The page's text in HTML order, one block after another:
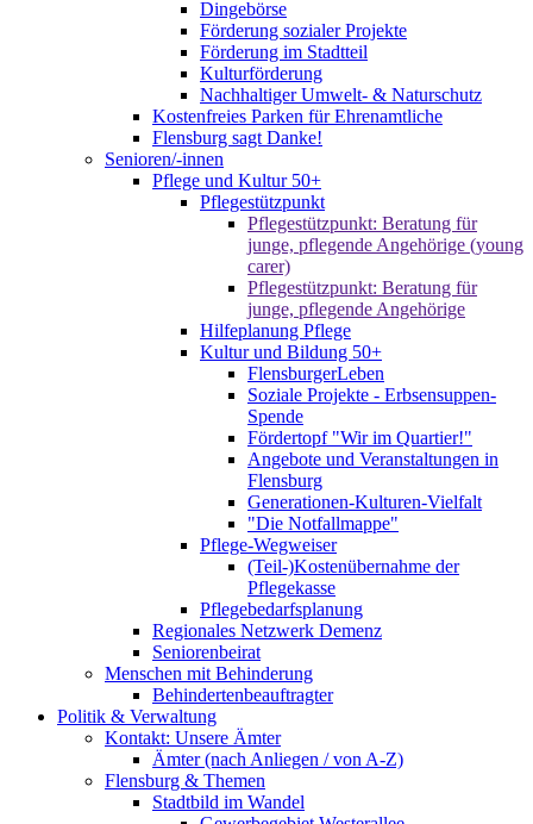
Dingebörse
Förderung sozialer Projekte
Förderung im Stadtteil
Kulturförderung
Nachhaltiger Umwelt- & Naturschutz
Kostenfreies Parken für Ehrenamtliche
Flensburg sagt Danke!
Senioren/-innen
Pflege und Kultur 50+
Pflegestützpunkt
Pflegestützpunkt: Beratung für
junge, pflegende Angehörige (young
carer)
Pflegestützpunkt: Beratung für
junge, pflegende Angehörige
Hilfeplanung Pflege
Kultur und Bildung 50+
FlensburgerLeben
Soziale Projekte - Erbsensuppen-
Spende
Fördertopf "Wir im Quartier!"
Angebote und Veranstaltungen in
Flensburg
Generationen-Kulturen-Vielfalt
"Die Notfallmappe"
Pflege-Wegweiser
(Teil-)Kostenübernahme der
Pflegekasse
Pflegebedarfsplanung
Regionales Netzwerk Demenz
Seniorenbeirat
Menschen mit Behinderung
Behindertenbeauftragter
Politik & Verwaltung
Kontakt: Unsere Ämter
Ämter (nach Anliegen / von A-Z)
Flensburg & Themen
Stadtbild im Wandel